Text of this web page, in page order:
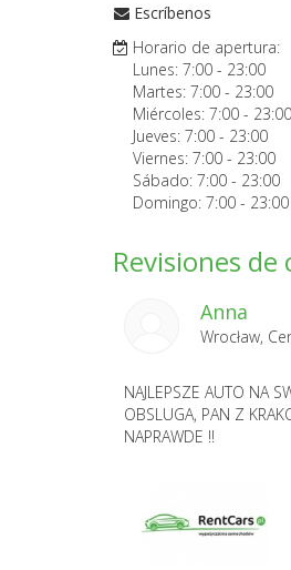
Escríbenos
Horario de apertura:
Lunes: 7:00 - 23:00
Martes: 7:00 - 23:00
Miércoles: 7:00 - 23:00
Jueves: 7:00 - 23:00
Viernes: 7:00 - 23:00
Sábado: 7:00 - 23:00
Domingo: 7:00 - 23:00
Revisiones
Anna
Wrocław,
NAJLEPSZE AUTO NA
OBSLUGA, PAN Z
NAPRAWDE !!